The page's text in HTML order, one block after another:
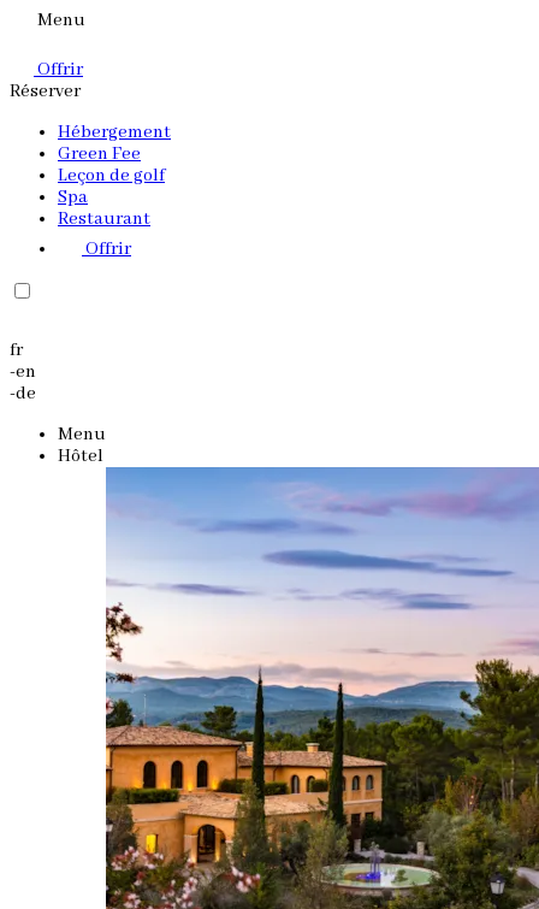
Menu
Offrir
Réserver
Hébergement
Green Fee
Leçon de golf
Spa
Restaurant
Offrir
fr
-en
-de
Menu
Hôtel